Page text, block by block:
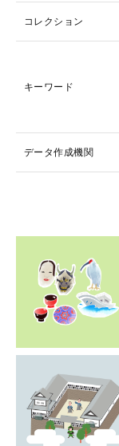
コレクション
キーワード
データ作成機関